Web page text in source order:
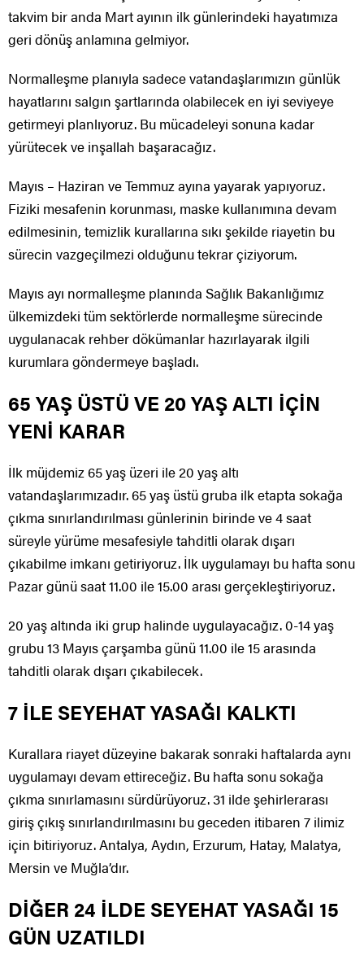
takvim bir anda Mart ayının ilk günlerindeki hayatımıza
geri dönüş anlamına gelmiyor.
Normalleşme planıyla sadece vatandaşlarımızın günlük
hayatlarını salgın şartlarında olabilecek en iyi seviyeye
getirmeyi planlıyoruz. Bu mücadeleyi sonuna kadar
yürütecek ve inşallah başaracağız.
Mayıs – Haziran ve Temmuz ayına yayarak yapıyoruz.
Fiziki mesafenin korunması, maske kullanımına devam
edilmesinin, temizlik kurallarına sıkı şekilde riayetin bu
sürecin vazgeçilmezi olduğunu tekrar çiziyorum.
Mayıs ayı normalleşme planında Sağlık Bakanlığımız
ülkemizdeki tüm sektörlerde normalleşme sürecinde
uygulanacak rehber dökümanlar hazırlayarak ilgili
kurumlara göndermeye başladı.
65 YAŞ ÜSTÜ VE 20 YAŞ ALTI İÇİN
YENİ KARAR
İlk müjdemiz 65 yaş üzeri ile 20 yaş altı
vatandaşlarımızadır. 65 yaş üstü gruba ilk etapta sokağa
çıkma sınırlandırılması günlerinin birinde ve 4 saat
süreyle yürüme mesafesiyle tahditli olarak dışarı
çıkabilme imkanı getiriyoruz. İlk uygulamayı bu hafta sonu
Pazar günü saat 11.00 ile 15.00 arası gerçekleştiriyoruz.
20 yaş altında iki grup halinde uygulayacağız. 0-14 yaş
grubu 13 Mayıs çarşamba günü 11.00 ile 15 arasında
tahditli olarak dışarı çıkabilecek.
7 İLE SEYEHAT YASAĞI KALKTI
Kurallara riayet düzeyine bakarak sonraki haftalarda aynı
uygulamayı devam ettireceğiz. Bu hafta sonu sokağa
çıkma sınırlamasını sürdürüyoruz. 31 ilde şehirlerarası
giriş çıkış sınırlandırılmasını bu geceden itibaren 7 ilimiz
için bitiriyoruz. Antalya, Aydın, Erzurum, Hatay, Malatya,
Mersin ve Muğla’dır.
DİĞER 24 İLDE SEYEHAT YASAĞI 15
GÜN UZATILDI